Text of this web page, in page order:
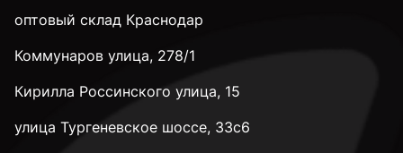
оптовый склад Краснодар
Коммунаров улица, 278/1
Кирилла Россинского улица, 15
улица Тургеневское шоссе, 33с6